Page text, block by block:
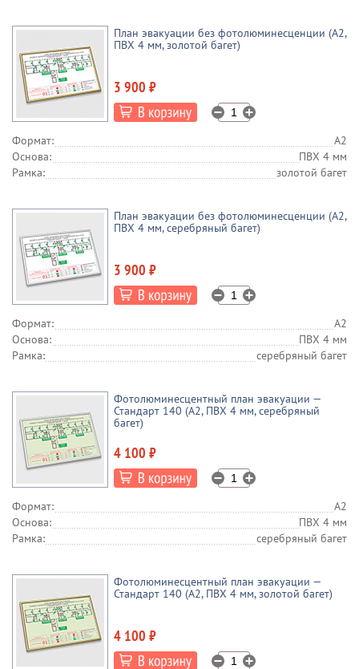
План эвакуации без фотолюминесценции (А2,
ПВХ 4 мм, золотой багет)
3 900 ₽
Формат:
А2
Основа:
ПВХ 4 мм
Рамка:
золотой багет
План эвакуации без фотолюминесценции (А2,
ПВХ 4 мм, серебряный багет)
3 900 ₽
Формат:
А2
Основа:
ПВХ 4 мм
Рамка:
серебряный багет
Фотолюминесцентный план эвакуации —
Стандарт 140 (А2, ПВХ 4 мм, серебряный
багет)
4 100 ₽
Формат:
А2
Основа:
ПВХ 4 мм
Рамка:
серебряный багет
Фотолюминесцентный план эвакуации —
Стандарт 140 (А2, ПВХ 4 мм, золотой багет)
4 100 ₽